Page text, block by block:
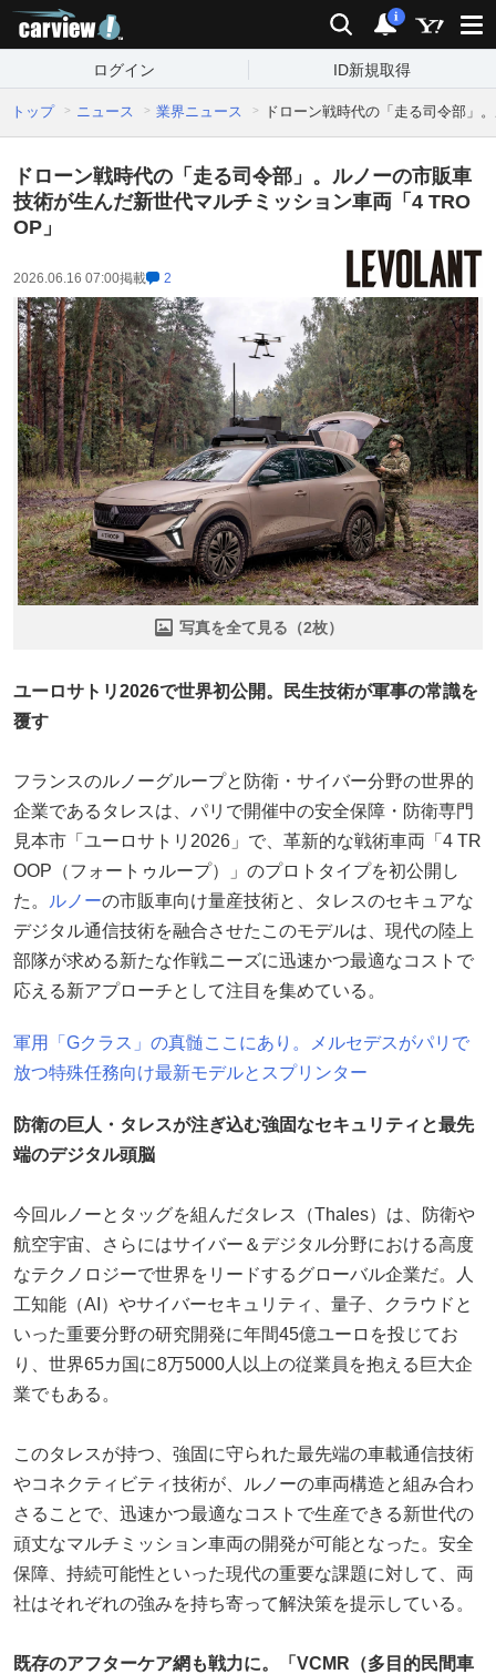
検索 通知
i
ログイン ID新規取得
トップ ニュース 業界ニュース ドローン戦時代の「走る司令部」
ドローン戦時代の「走る司令部」。ルノーの市販車
技術が生んだ新世代マルチミッション車両「4 TRO
OP」
2026.06.16 07:00掲載 2
写真を全て見る（2枚）
ユーロサトリ2026で世界初公開。民生技術が軍事の常識を
覆す
フランスのルノーグループと防衛・サイバー分野の世界的
企業であるタレスは、パリで開催中の安全保障・防衛専門
見本市「ユーロサトリ2026」で、革新的な戦術車両「4 TR
OOP（フォートゥループ）」のプロトタイプを初公開し
た。
ルノーの市販車向け量産技術と、タレスのセキュアな
デジタル通信技術を融合させたこのモデルは、現代の陸上
部隊が求める新たな作戦ニーズに迅速かつ最適なコストで
応える新アプローチとして注目を集めている。
軍用「Gクラス」の真髄ここにあり。メルセデスがパリで
放つ特殊任務向け最新モデルとスプリンター
防衛の巨人・タレスが注ぎ込む強固なセキュリティと最先
端のデジタル頭脳
今回ルノーとタッグを組んだタレス（Thales）は、防衛や
航空宇宙、さらにはサイバー＆デジタル分野における高度
なテクノロジーで世界をリードするグローバル企業だ。人
工知能（AI）やサイバーセキュリティ、量子、クラウドと
いった重要分野の研究開発に年間45億ユーロを投じてお
り、世界65カ国に8万5000人以上の従業員を抱える巨大企
業でもある。
このタレスが持つ、強固に守られた最先端の車載通信技術
やコネクティビティ技術が、ルノーの車両構造と組み合わ
さることで、迅速かつ最適なコストで生産できる新世代の
頑丈なマルチミッション車両の開発が可能となった。安全
保障、持続可能性といった現代の重要な課題に対して、両
社はそれぞれの強みを持ち寄って解決策を提示している。
既存のアフターケア網も戦力に。「VCMR（多目的民間車